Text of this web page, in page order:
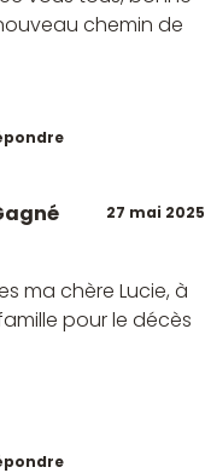
chemin de
27 mai 2025
ma chère Lucie, à
pour le décès